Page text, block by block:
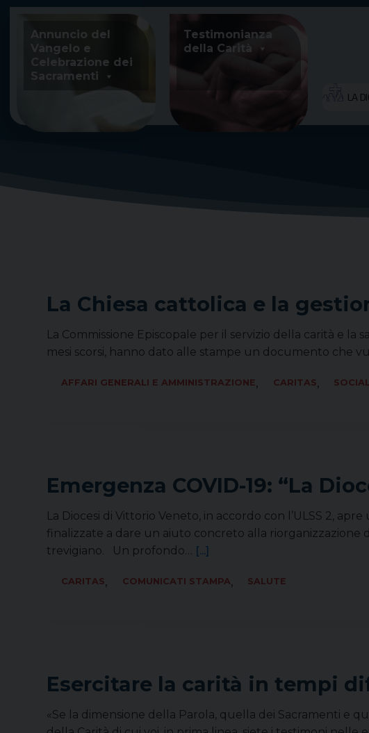
Skip
content
Annuncio del
Vangelo e
Celebrazione dei
Sacramenti
Testimonianza
della Carità
LA
La Chiesa cattolica e la
La Commissione Episcopale per il servizio della carità e la
mesi scorsi, hanno dato alle stampe un documento che
AFFARI GENERALI E AMMINISTRAZIONE, CARITAS,
Emergenza COVID-19: “La
La Diocesi di Vittorio Veneto, in accordo con l’ULSS 2,
finalizzate a dare un aiuto concreto alla riorganizzazione
trevigiano. Un profondo… [...]
CARITAS, COMUNICATI STAMPA,
SALUTE
Esercitare la carità in tempi
«Se la dimensione della Parola, quella dei Sacramenti e